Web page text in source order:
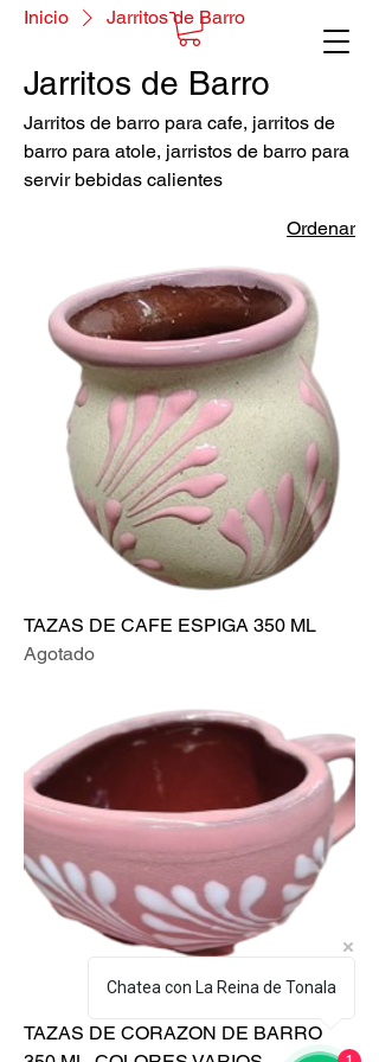
Inicio Jarritos de Barro
Jarritos de Barro
Jarritos de barro para cafe, jarritos de
barro para atole, jarristos de barro para
servir bebidas calientes
Ordenar
TAZAS DE CAFE ESPIGA 350 ML
Agotado
TAZAS DE CORAZON DE BARRO
Chatea con La Reina de Tonala